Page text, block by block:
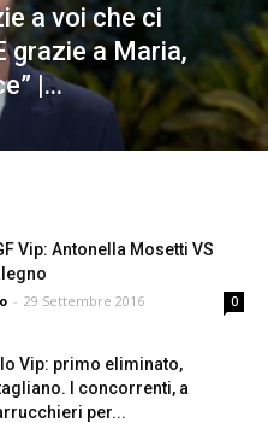
a voi che ci
grazie a Maria,
|...
Vip: Antonella Mosetti VS
- 29 Settembre 2016 0
Vip: primo eliminato,
I concorrenti, a
per...